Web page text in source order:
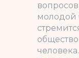
молодой
человека.